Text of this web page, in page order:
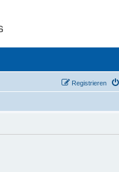
Registrieren